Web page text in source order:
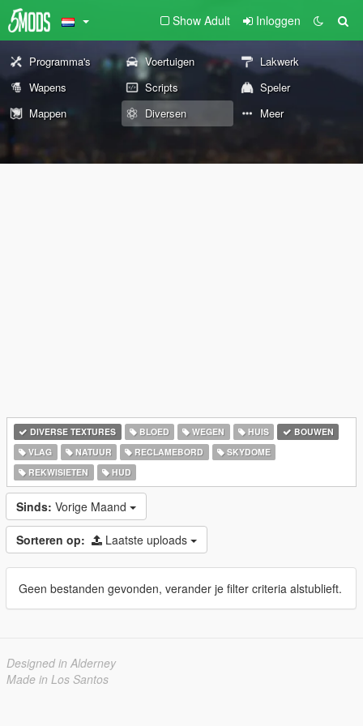
Show Adult Inloggen
Programma's Voertuigen
Lakwerk
Wapens
Scripts
Speler
Mappen
Diversen Meer
DIVERSE TEXTURES BLOED WEGEN HUIS
BOUWEN
VLAG
NATUUR RECLAMEBORD
SKYDOME
REKWISIETEN
HUD
Sinds: Vorige Maand
Sorteren op: Laatste uploads
Geen bestanden gevonden, verander je filter criteria alstublieft.
Designed in Alderney
Made in Los Santos